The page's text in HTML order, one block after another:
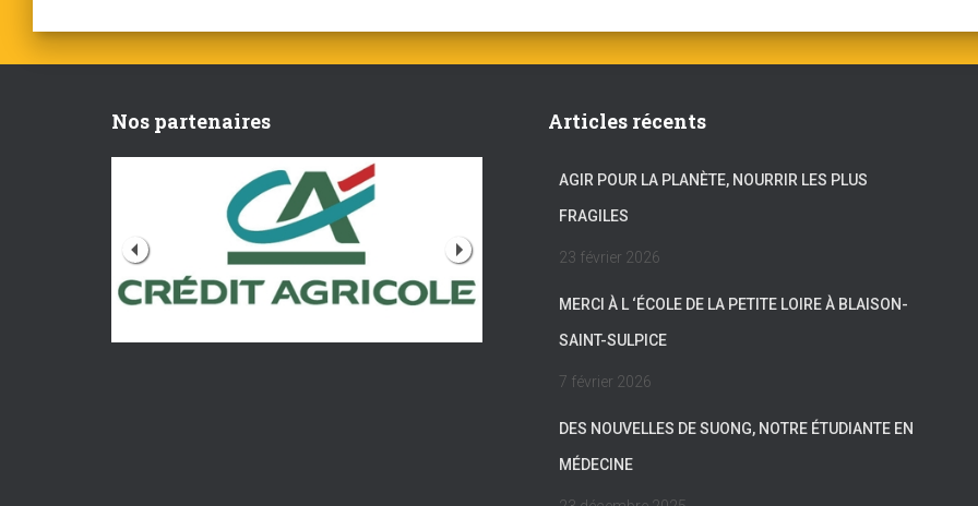
Nos partenaires Articles récents
AGIR POUR LA PLANÈTE, NOURRIR LES PLUS
FRAGILES
23 février 2026
MERCI À L ‘ÉCOLE DE LA PETITE LOIRE À BLAISON-
SAINT-SULPICE
7 février 2026
DES NOUVELLES DE SUONG, NOTRE ÉTUDIANTE EN
MÉDECINE